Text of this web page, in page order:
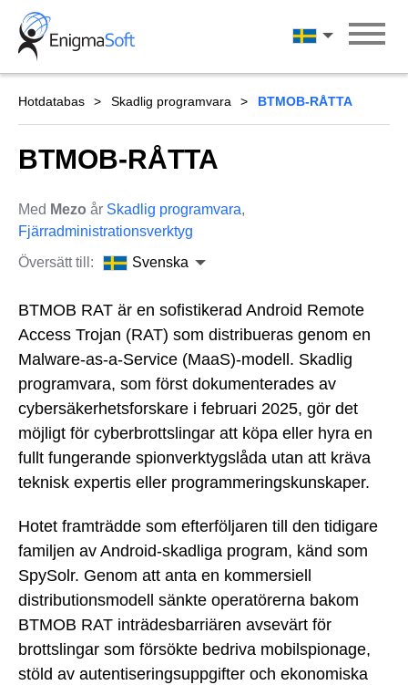
Skip
content
Svenska
Hotdatabas Skadlig programvara BTMOB-RÅTTA
BTMOB-RÅTTA
Med Mezo år Skadlig programvara,
Fjärradministrationsverktyg
Översätt till:
Svenska
BTMOB RAT är en sofistikerad Android Remote
Access Trojan (RAT) som distribueras genom en
Malware-as-a-Service (MaaS)-modell. Skadlig
programvara, som först dokumenterades av
cybersäkerhetsforskare i februari 2025, gör det
möjligt för cyberbrottslingar att köpa eller hyra en
fullt fungerande spionverktygslåda utan att kräva
teknisk expertis eller programmeringskunskaper.
Hotet framträdde som efterföljaren till den tidigare
familjen av Android-skadliga program, känd som
SpySolr. Genom att anta en kommersiell
distributionsmodell sänkte operatörerna bakom
BTMOB RAT inträdesbarriären avsevärt för
brottslingar som försökte bedriva mobilspionage,
stöld av autentiseringsuppgifter och ekonomiska